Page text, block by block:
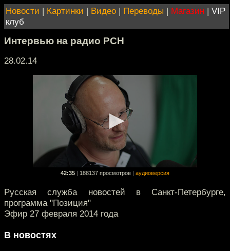
Новости | Картинки | Видео | Переводы | Магазин | VIP
клуб
Интервью на радио РСН
28.02.14
42:35 188137 просмотров аудиоверсия
Русская служба новостей в Санкт-Петербурге,
программа "Позиция"
Эфир 27 февраля 2014 года
В новостях